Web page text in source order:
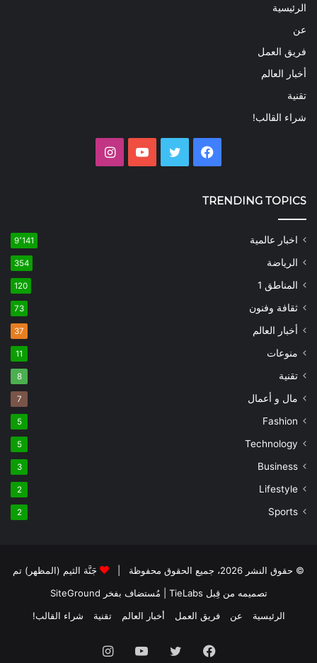
الرئيسية
عن
فريق العمل
أخبار العالم
تقنية
شراء القالب!
فيسبوك تويتر يوتيوب
TRENDING TOPICS
اخبار عالمية 9٬141
الرياضة 354
المناطق 1 120
ثقافة وفنون 73
أخبار العالم 37
منوعات 11
تقنية 8
مال و أعمال 7
Fashion
5
Technology
5
Business
3
Lifestyle
2
Sports
2
© حقوق النشر 2026، جميع الحقوق محفوظة |
جَنَّة الثيم (المظهر) تم
تصميمه من قِبل TieLabs
| مُستضاف بفخر SiteGround
الرئيسية
عن فريق العمل أخبار العالم تقنية شراء القالب!
فيسبوك تويتر يوتيوب